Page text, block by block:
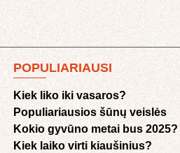
POPULIARIAUSI
Kiek liko iki vasaros?
Populiariausios šūnų veislės
Kokio gyvūno metai bus 2025?
Kiek laiko virti kiaušinius?